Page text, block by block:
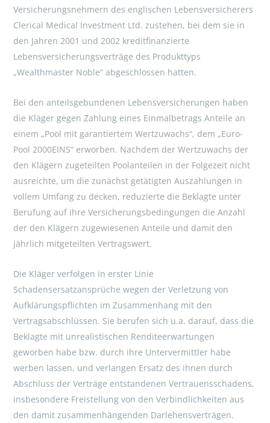
Versicherungsnehmern des englischen Lebensversicherers
Clerical Medical Investment Ltd. zustehen, bei dem sie in
den Jahren 2001 und 2002 kreditfinanzierte
Lebensversicherungsverträge des Produkttyps
„Wealthmaster Noble“ abgeschlossen hatten.
Bei den anteilsgebundenen Lebensversicherungen haben
die Kläger gegen Zahlung eines Einmalbetrags Anteile an
einem „Pool mit garantiertem Wertzuwachs“, dem „Euro-
Pool 2000EINS“ erworben. Nachdem der Wertzuwachs der
den Klägern zugeteilten Poolanteilen in der Folgezeit nicht
ausreichte, um die zunächst getätigten Auszahlungen in
vollem Umfang zu decken, reduzierte die Beklagte unter
Berufung auf ihre Versicherungsbedingungen die Anzahl
der den Klägern zugewiesenen Anteile und damit den
jährlich mitgeteilten Vertragswert.
Die Kläger verfolgen in erster Linie
Schadensersatzansprüche wegen der Verletzung von
Aufklärungspflichten im Zusammenhang mit den
Vertragsabschlüssen. Sie berufen sich u.a. darauf, dass die
Beklagte mit unrealistischen Renditeerwartungen
geworben habe bzw. durch ihre Untervermittler habe
werben lassen, und verlangen Ersatz des ihnen durch
Abschluss der Verträge entstandenen Vertrauensschadens,
insbesondere Freistellung von den Verbindlichkeiten aus
den damit zusammenhängenden Darlehensverträgen.